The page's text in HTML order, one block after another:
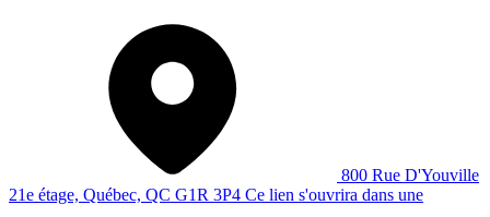
800 Rue D'Youville
21e étage, Québec, QC G1R 3P4 Ce lien s'ouvrira dans une